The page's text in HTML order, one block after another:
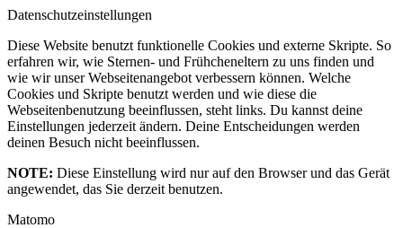
Datenschutzeinstellungen
Diese Website benutzt funktionelle Cookies und externe Skripte. So
erfahren wir, wie Sternen- und Frühcheneltern zu uns finden und
wie wir unser Webseitenangebot verbessern können. Welche
Cookies und Skripte benutzt werden und wie diese die
Webseitenbenutzung beeinflussen, steht links. Du kannst deine
Einstellungen jederzeit ändern. Deine Entscheidungen werden
deinen Besuch nicht beeinflussen.
NOTE: Diese Einstellung wird nur auf den Browser und das Gerät
angewendet, das Sie derzeit benutzen.
Matomo